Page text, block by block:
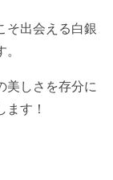
そ出会える白銀
美しさを存分に
す！